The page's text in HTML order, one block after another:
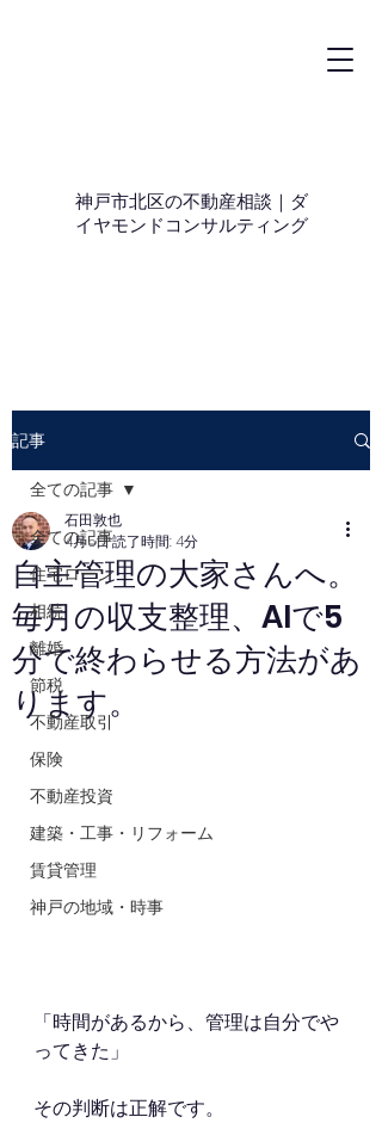
神戸市北区の不動産相談｜ダ
イヤモンドコンサルティング
記事
全ての記事
住宅ローン
相続
離婚
節税
不動産取引
保険
不動産投資
建築・工事・リフォーム
賃貸管理
神戸の地域・時事
全ての記事
自主管理の大家さんへ。
毎月の収支整理、AIで5
分で終わらせる方法があ
ります。
石田敦也
4月5日読了時間: 4分
「時間があるから、管理は自分でや
ってきた」
その判断は正解です。